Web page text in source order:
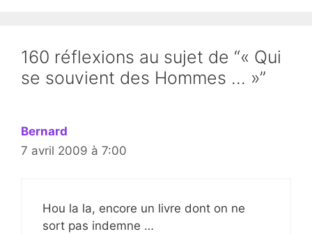
160 réflexions au sujet de “« Qui
se souvient des Hommes … »”
Bernard
7 avril 2009 à 7:00
Hou la la, encore un livre dont on ne
sort pas indemne …